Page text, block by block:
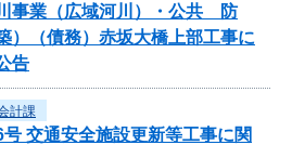
事業（広域河川）・公共 防
）（債務）赤坂大橋上部工事に
告
計課
号 交通安全施設更新等工事に関